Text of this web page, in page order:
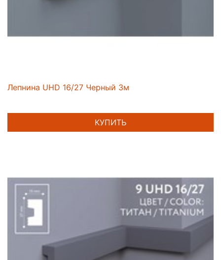
Лепнина UHD 16/27 Черный 3м
КУПИТЬ